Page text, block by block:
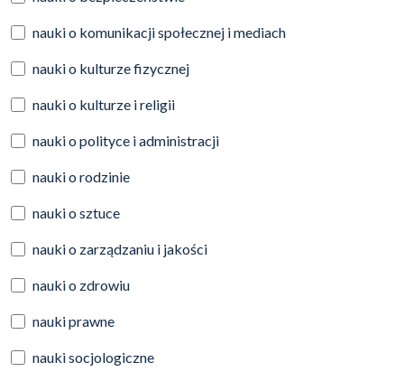
nauki o komunikacji społecznej i mediach
nauki o kulturze fizycznej
nauki o kulturze i religii
nauki o polityce i administracji
nauki o rodzinie
nauki o sztuce
nauki o zarządzaniu i jakości
nauki o zdrowiu
nauki prawne
nauki socjologiczne